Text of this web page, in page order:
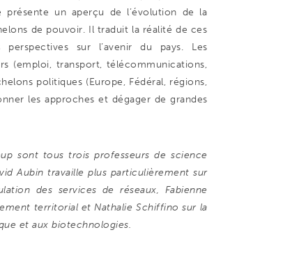
présente un aperçu de l’évolution de la
de pouvoir. Il traduit la réalité de ces
sur l’avenir du pays. Les
(emploi, transport, télécommunications,
politiques (Europe, Fédéral, régions,
les approches et dégager de grandes
sont tous trois professeurs de science
Aubin travaille plus particulièrement sur
des services de réseaux, Fabienne
territorial et Nathalie Schiffino sur la
et aux biotechnologies.